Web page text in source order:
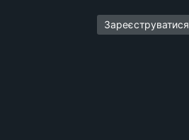
Зареєструватися